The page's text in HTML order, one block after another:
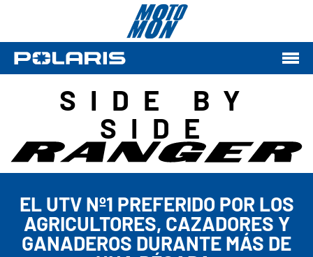
SIDE BY
SIDE
EL UTV Nº1 PREFERIDO POR LOS
AGRICULTORES, CAZADORES Y
GANADEROS DURANTE MÁS DE